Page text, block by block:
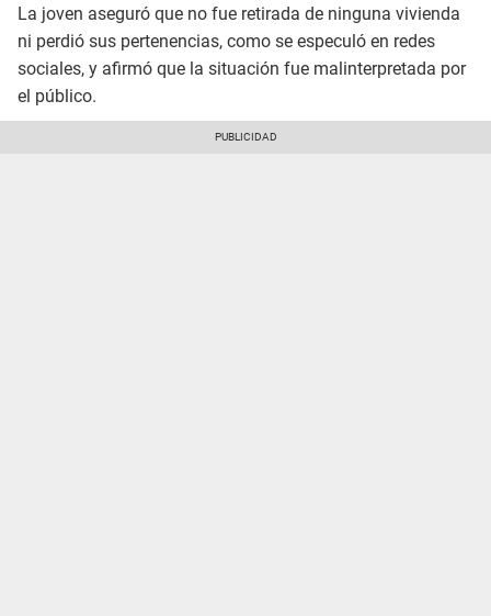
La joven aseguró que no fue retirada de ninguna vivienda
ni perdió sus pertenencias, como se especuló en redes
sociales, y afirmó que la situación fue malinterpretada por
el público.